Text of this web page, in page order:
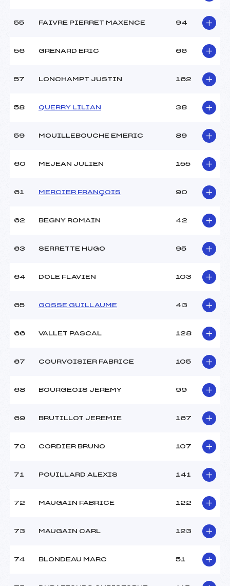
55 FAIVRE PIERRET MAXENCE 94
56 GRENARD ERIC 66
57 LONCHAMPT JUSTIN 162
58 QUERRY LILIAN 38
59 MOUILLEBOUCHE EMERIC 89
60 MEJEAN JULIEN 155
61 MERCIER FRANÇOIS 90
62 BEGNY ROMAIN 42
63 SERRETTE HUGO 95
64 DOLE FLAVIEN 103
65 GOSSE GUILLAUME 43
66 VALLET PASCAL 128
67 COURVOISIER FABRICE 105
68 BOURGEOIS JEREMY 99
69 BRUTILLOT JEREMIE 167
70 CORDIER BRUNO 107
71 POUILLARD ALEXIS 141
72 MAUGAIN FABRICE 122
73 MAUGAIN CARL 123
74 BLONDEAU MARC 51